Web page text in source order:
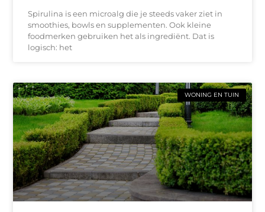
Spirulina is een microalg die je steeds vaker ziet in
smoothies, bowls en supplementen. Ook kleine
foodmerken gebruiken het als ingrediënt. Dat is
logisch: het
WONING EN TUIN